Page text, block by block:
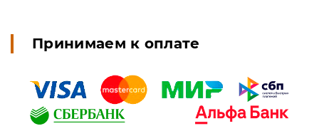
Принимаем к оплате